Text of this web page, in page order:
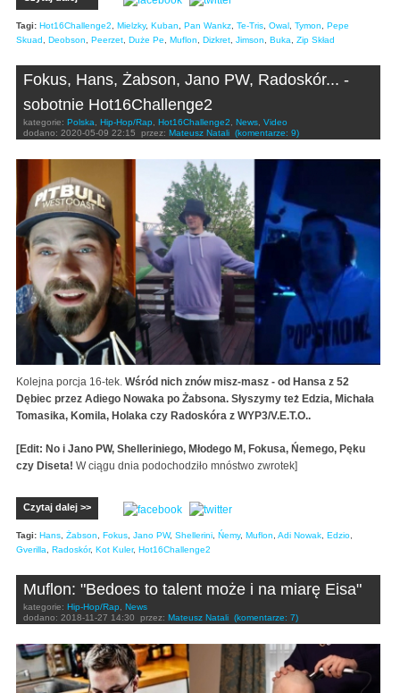
Tagi: Hot16Challenge2 Mielzky, Kuban Pan Wankz Te-Tris Owal Tymon
Pepe
Skuad
Deobson Peerzet Duże Pe Muflon Dizkret Jimson Buka Zip Skład
Fokus, Hans, Żabson, Jano PW, Radoskór... -
sobotnie Hot16Challenge2
kategorie: Polska Hip-Hop/Rap Hot16Challenge2 News Video
dodano: 2020-05-09 22:15 przez: Mateusz Natali (komentarze: 9)
Kolejna porcja 16-tek. Wśród nich znów misz-masz - od Hansa z 52
Dębiec przez Adiego Nowaka po Żabsona. Słyszymy też Edzia, Michała
Tomasika, Komila, Holaka czy Radoskóra z WYP3/V.E.T.O..
[Edit: No i Jano PW, Shelleriniego, Młodego M, Fokusa, Ńemego, Pęku
czy Diseta! W ciągu dnia podochodziło mnóstwo zwrotek]
Czytaj dalej >>
Tagi: Hans Żabson Fokus Jano PW, Shellerini Ńemy, Muflon Adi Nowak Edzio
Gverilla
Radoskór, Kot Kuler, Hot16Challenge2
Muflon: "Bedoes to talent może i na miarę Eisa"
kategorie: Hip-Hop/Rap
News
dodano: 2018-11-27 14:30 przez: Mateusz Natali (komentarze: 7)